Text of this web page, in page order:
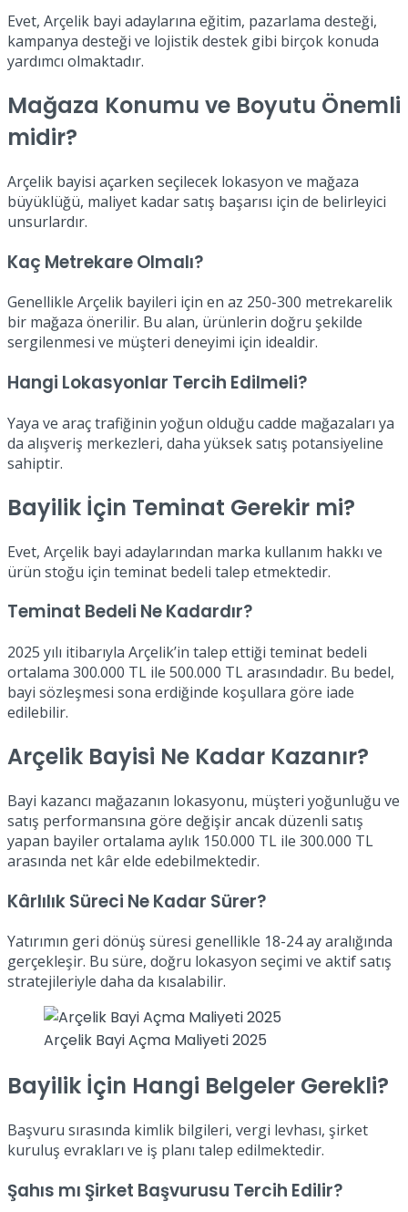
Evet, Arçelik bayi adaylarına eğitim, pazarlama desteği,
kampanya desteği ve lojistik destek gibi birçok konuda
yardımcı olmaktadır.
Mağaza Konumu ve Boyutu Önemli
midir?
Arçelik bayisi açarken seçilecek lokasyon ve mağaza
büyüklüğü, maliyet kadar satış başarısı için de belirleyici
unsurlardır.
Kaç Metrekare Olmalı?
Genellikle Arçelik bayileri için en az 250-300 metrekarelik
bir mağaza önerilir. Bu alan, ürünlerin doğru şekilde
sergilenmesi ve müşteri deneyimi için idealdir.
Hangi Lokasyonlar Tercih Edilmeli?
Yaya ve araç trafiğinin yoğun olduğu cadde mağazaları ya
da alışveriş merkezleri, daha yüksek satış potansiyeline
sahiptir.
Bayilik İçin Teminat Gerekir mi?
Evet, Arçelik bayi adaylarından marka kullanım hakkı ve
ürün stoğu için teminat bedeli talep etmektedir.
Teminat Bedeli Ne Kadardır?
2025 yılı itibarıyla Arçelik’in talep ettiği teminat bedeli
ortalama 300.000 TL ile 500.000 TL arasındadır. Bu bedel,
bayi sözleşmesi sona erdiğinde koşullara göre iade
edilebilir.
Arçelik Bayisi Ne Kadar Kazanır?
Bayi kazancı mağazanın lokasyonu, müşteri yoğunluğu ve
satış performansına göre değişir ancak düzenli satış
yapan bayiler ortalama aylık 150.000 TL ile 300.000 TL
arasında net kâr elde edebilmektedir.
Kârlılık Süreci Ne Kadar Sürer?
Yatırımın geri dönüş süresi genellikle 18-24 ay aralığında
gerçekleşir. Bu süre, doğru lokasyon seçimi ve aktif satış
stratejileriyle daha da kısalabilir.
Arçelik Bayi Açma Maliyeti 2025
Bayilik İçin Hangi Belgeler Gerekli?
Başvuru sırasında kimlik bilgileri, vergi levhası, şirket
kuruluş evrakları ve iş planı talep edilmektedir.
Şahıs mı Şirket Başvurusu Tercih Edilir?